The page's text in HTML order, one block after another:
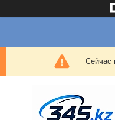
Сейчас